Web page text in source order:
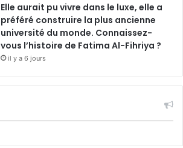
Elle aurait pu vivre dans le luxe, elle a
préféré construire la plus ancienne
université du monde. Connaissez-
vous l’histoire de Fatima Al-Fihriya ?
il y a 6 jours